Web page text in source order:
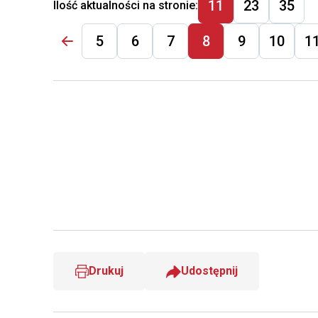
Wielkiego
Pieca” Joanny
Decowskiej.
Ilość aktualności na stronie: 11 23 35
5 6 7 8 9 10 11
Drukuj Udostępnij